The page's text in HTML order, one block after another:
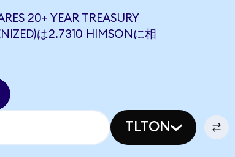
20+ YEAR TREASURY
は2.7310 HIMSONに相
TLTON